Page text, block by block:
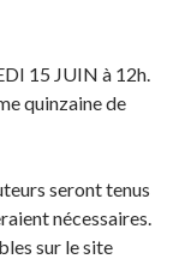
15 JUIN à 12h.
quinzaine de
seront tenus
nécessaires.
sur le site